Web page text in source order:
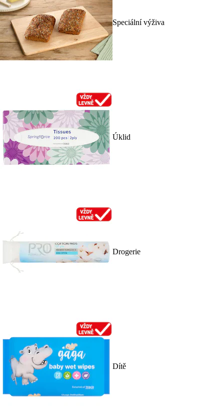
Speciální výživa
Úklid
Drogerie
Dítě